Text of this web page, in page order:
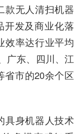
款无人清扫机器
开发及商业化落
效率达行业平均
广东、四川、江
省市的20余个区
具身机器人技术